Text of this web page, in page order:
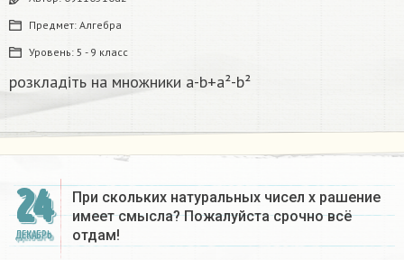
Предмет: Алгебра
Уровень: 5 - 9 класс
розкладіть на множники а-b+a²-b²​
24
ДЕКАБРЬ
При скольких натуральных чисел х рашение
имеет смысла? Пожалуйста срочно всё
отдам!